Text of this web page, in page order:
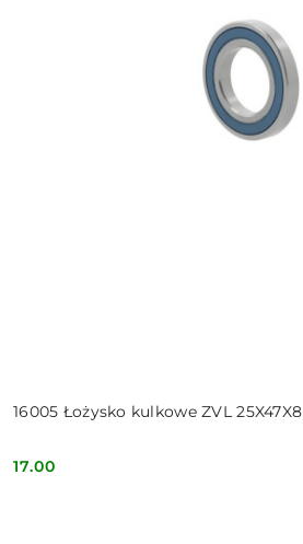
16005 Łożysko kulkowe ZVL 25X47X8
Cena:
17.00